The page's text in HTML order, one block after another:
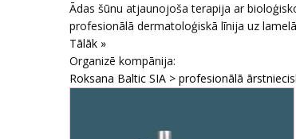
Ādas šūnu atjaunojoša terapija ar
profesionālā dermatoloģiskā līnija uz
Tālāk »
Organizē kompānija:
Roksana Baltic SIA > profesionālā